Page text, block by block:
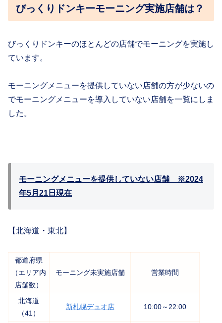
びっくりドンキーモーニング実施店舗は？
びっくりドンキーのほとんどの店舗でモーニングを実施し
ています。
モーニングメニューを提供していない店舗の方が少ないの
でモーニングメニューを導入していない店舗を一覧にしま
した。
モーニングメニューを提供していない店舗 ※2024
年5月21日現在
【北海道・東北】
都道府県
（エリア内
店舗数）
モーニング未実施店舗 営業時間
北海道
（41）
新札幌デュオ店 10:00～22:00